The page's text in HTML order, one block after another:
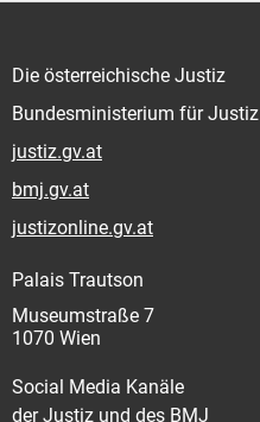
Die österreichische Justiz
Bundesministerium für Justiz
justiz.gv.at
bmj.gv.at
justizonline.gv.at
Palais Trautson
Museumstraße 7
1070 Wien
Social Media Kanäle
der Justiz und des BMJ